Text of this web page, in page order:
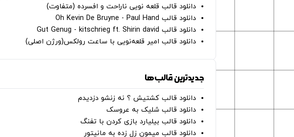
دانلود قالب قلعه نویی ناراحت و افسرده (متفاوت)
دانلود قالب Oh Kevin De Bruyne - Paul Hand
دانلود قالب Gut Genug - kitschrieg ft. Shirin david
دانلود قالب امیر قلعه‌نویی با ساعت رولکس(ورژن اصلی)
جدیدترین قالب‌ها
دانلود قالب کشتیش ؟ نه زنشو دزدیدم
دانلود قالب شلیک به عروسک
دانلود قالب بیلیارد بازی کردن با تفنگ
دانلود قالب میمون زل زده به مانیتور